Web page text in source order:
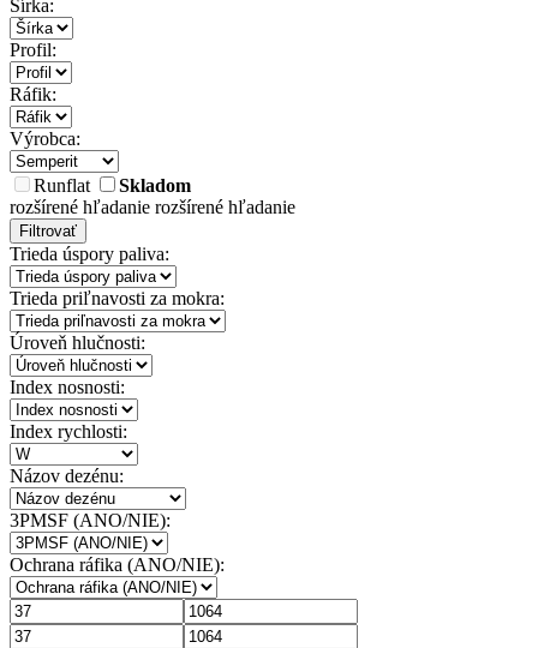
Šírka:
Profil:
Ráfik:
Výrobca:
Runflat
Skladom
rozšírené hľadanie rozšírené hľadanie
Filtrovať
Trieda úspory paliva:
Trieda priľnavosti za mokra:
Úroveň hlučnosti:
Index nosnosti:
Index rychlosti:
Názov dezénu:
3PMSF (ANO/NIE):
Ochrana ráfika (ANO/NIE):